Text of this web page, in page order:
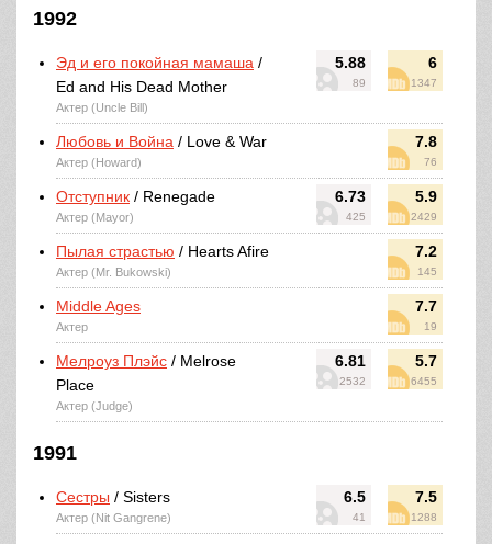
1992
5.88
89
6
1347
Эд и его покойная мамаша /
Ed and His Dead Mother
Актер (Uncle Bill)
7.8
76
Любовь и Война / Love & War
Актер (Howard)
6.73
425
5.9
2429
Отступник / Renegade
Актер (Mayor)
7.2
145
Пылая страстью / Hearts Afire
Актер (Mr. Bukowski)
7.7
19
Middle Ages
Актер
6.81
2532
5.7
6455
Мелроуз Плэйс / Melrose
Place
Актер (Judge)
1991
6.5
41
7.5
1288
Сестры / Sisters
Актер (Nit Gangrene)